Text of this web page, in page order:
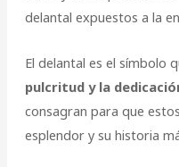
delantal expuestos a la
El delantal es el símbolo
pulcritud y la
consagran para que
esplendor y su historia